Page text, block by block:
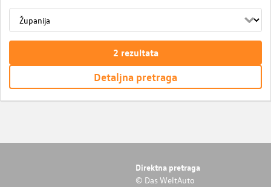
Detaljna pretraga
2 rezultata
Direktna pretraga
© Das WeltAuto